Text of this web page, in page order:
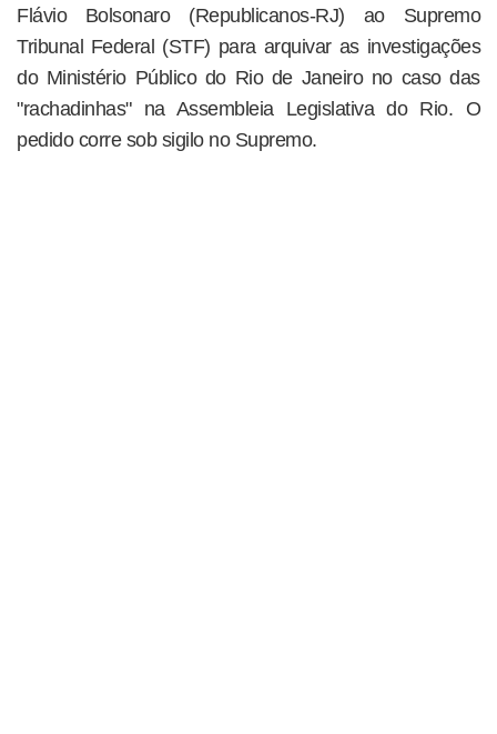
Flávio Bolsonaro (Republicanos-RJ) ao Supremo
Tribunal Federal (STF) para arquivar as investigações
do Ministério Público do Rio de Janeiro no caso das
"rachadinhas" na Assembleia Legislativa do Rio. O
pedido corre sob sigilo no Supremo.